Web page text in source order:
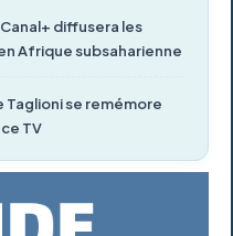
diffusera les
Afrique subsaharienne
Taglioni se remémore
TV